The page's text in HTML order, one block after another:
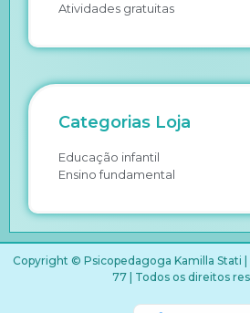
Atividades gratuitas
Categorias Loja
Educação infantil
Ensino fundamental
Copyright © Psicopedagoga Kamilla Stati |
77 | Todos os direitos